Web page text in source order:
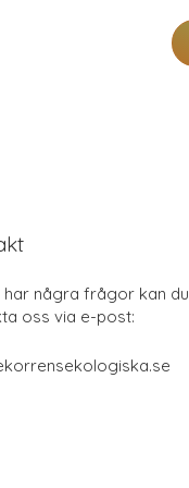
har några frågor kan du
oss via e-post: